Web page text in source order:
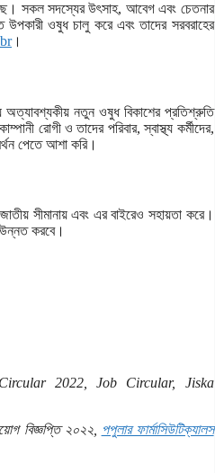
সকল সদস্যের উৎসাহ, আবেগ এবং চেতনার
উপকারী ওষুধ চালু করে এবং তাদের সরবরাহের
।
নতুন ওষুধ বিকাশের প্রতিশ্রুতি
রোগী ও তাদের পরিবার, স্বাস্থ্য কর্মীদের,
পেতে আশা করি।
সীমানায় এবং এর বাইরেও সহায়তা করে।
উন্নত করবে।
2022, Job Circular, Jiska
বিজ্ঞপ্তি ২০২২,
পপুলার ফার্মাসিউটিক্যালস